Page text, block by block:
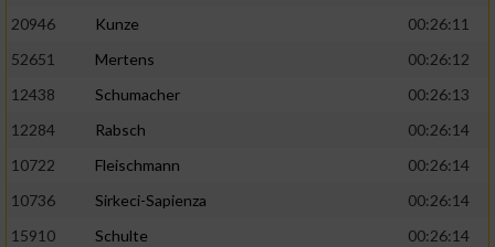
20946
Kunze
00:26:11
52651
Mertens
00:26:12
12438
Schumacher
00:26:13
12284
Rabsch
00:26:14
10722
Fleischmann
00:26:14
10736
Sirkeci-Sapienza
00:26:14
15910
Schulte
00:26:14